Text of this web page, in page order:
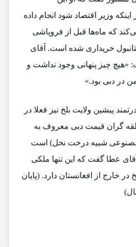
وزیر اقتصاد شود انجام داده
که ماه‌ها قبل از فروپاشی
خریداری شده است. آقای
«هیچ چیز پنهانی وجود نداشت و
در دبی بود.»
پیشین ولایت بلخ نیز فعلا در
گران قیمت دبی معروف به
شبیه درخت نخل) است
عطا گفت که این تنها ملکی
خارج از افغانستان دارد. (پایان